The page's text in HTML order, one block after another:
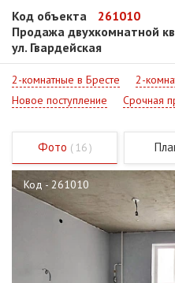
Код объекта
261010
Продажа двухкомнатной
ул. Гвардейская
2-комнатные в Бресте 2-
Новое поступление
Срочная
Фото ( 16 )
Код - 261010